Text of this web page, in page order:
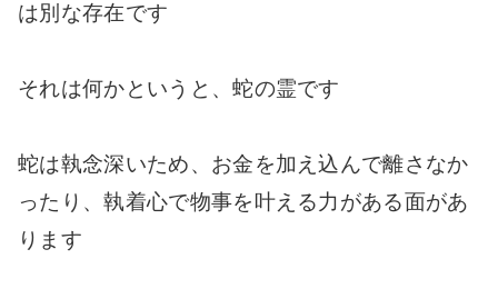
は別な存在です
それは何かというと、蛇の霊です
蛇は執念深いため、お金を加え込んで離さなか
ったり、執着心で物事を叶える力がある面があ
ります